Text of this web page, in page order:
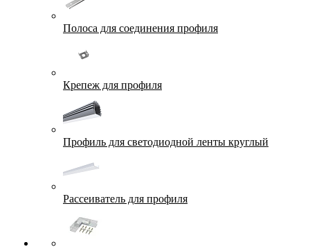
Полоса для соединения профиля
Крепеж для профиля
Профиль для светодиодной ленты круглый
Рассеиватель для профиля